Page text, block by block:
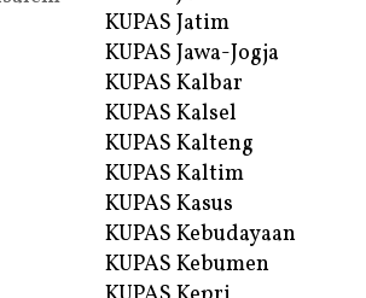
KUPAS Jatim
KUPAS Jawa-Jogja
KUPAS Kalbar
KUPAS Kalsel
KUPAS Kalteng
KUPAS Kaltim
KUPAS Kasus
KUPAS Kebudayaan
KUPAS Kebumen